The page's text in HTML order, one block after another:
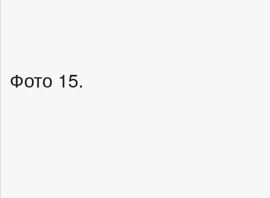
Фото 15.